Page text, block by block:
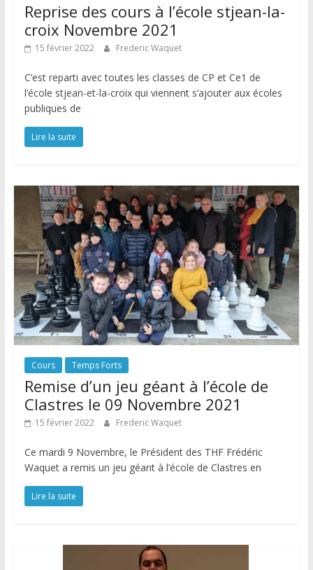
Reprise des cours à l’école stjean-la-
croix Novembre 2021
15 février 2022 Frederic Waquet
C’est reparti avec toutes les classes de CP et Ce1 de
l’école stjean-et-la-croix qui viennent s’ajouter aux écoles
publiques de
Lire la suite
Cours Temps Forts
Remise d’un jeu géant à l’école de
Clastres le 09 Novembre 2021
15 février 2022 Frederic Waquet
Ce mardi 9 Novembre, le Président des THF Frédéric
Waquet a remis un jeu géant à l’école de Clastres en
Lire la suite